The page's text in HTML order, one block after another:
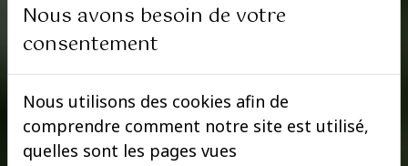
Nous avons besoin de votre
consentement
Nous utilisons des cookies afin de
comprendre comment notre site est utilisé,
quelles sont les pages vues